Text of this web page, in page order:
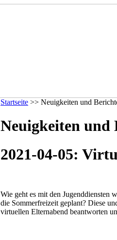
Startseite >> Neuigkeiten und
Neuigkeiten und
2021-04-05:
Wie geht es mit den Jugenddiensten
die Sommerfreizeit geplant? Diese
virtuellen Elternabend beantworten